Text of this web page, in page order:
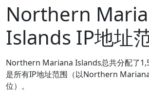
Northern
Islands IP地址
Northern Mariana Islands总共分配了
是所有IP地址范围（以Northern
位）。